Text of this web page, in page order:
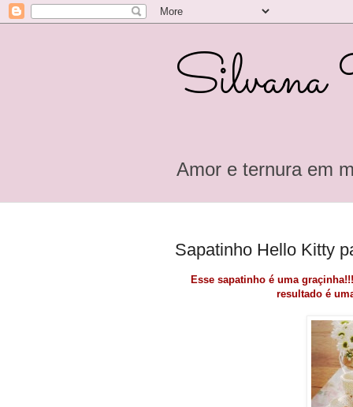
Silvana
Amor e ternura em
Sapatinho Hello Kitty
Esse sapatinho é uma
resultado é